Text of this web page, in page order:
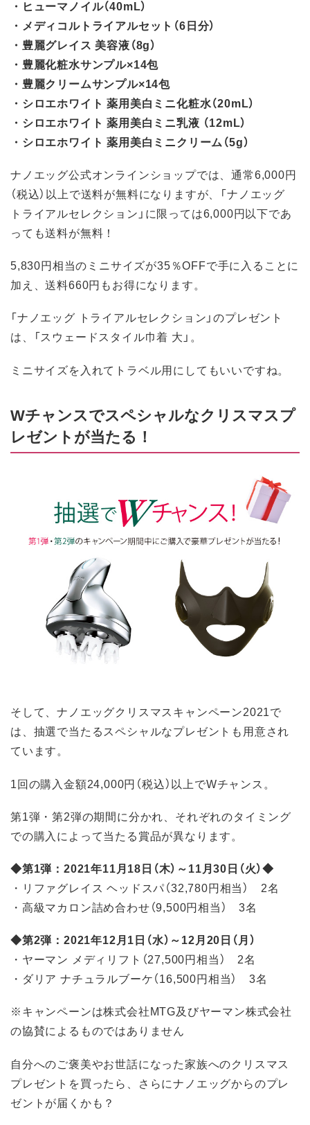
・ヒューマノイル（40mL）
・メディコルトライアルセット（6日分）
・豊麗グレイス 美容液（8g）
・豊麗化粧水サンプル×14包
・豊麗クリームサンプル×14包
・シロエホワイト 薬用美白ミニ化粧水（20mL）
・シロエホワイト 薬用美白ミニ乳液 （12mL）
・シロエホワイト 薬用美白ミニクリーム（5g）
ナノエッグ公式オンラインショップでは、通常6,000円
（税込）以上で送料が無料になりますが、「ナノエッグ
トライアルセレクション」に限っては6,000円以下であ
っても送料が無料！
5,830円相当のミニサイズが35％OFFで手に入ることに
加え、送料660円もお得になります。
「ナノエッグ トライアルセレクション」のプレゼント
は、「スウェードスタイル巾着 大」。
ミニサイズを入れてトラベル用にしてもいいですね。
Wチャンスでスペシャルなクリスマスプ
レゼントが当たる！
そして、ナノエッグクリスマスキャンペーン2021で
は、抽選で当たるスペシャルなプレゼントも用意され
ています。
1回の購入金額24,000円（税込）以上でWチャンス。
第1弾・第2弾の期間に分かれ、それぞれのタイミング
での購入によって当たる賞品が異なります。
◆第1弾：2021年11月18日（木）～11月30日（火）◆
・リファグレイス ヘッドスパ（32,780円相当） 2名
・高級マカロン詰め合わせ（9,500円相当） 3名
◆第2弾：2021年12月1日（水）～12月20日（月）
・ヤーマン メディリフト（27,500円相当） 2名
・ダリア ナチュラルブーケ（16,500円相当） 3名
※キャンペーンは株式会社MTG及びヤーマン株式会社
の協賛によるものではありません
自分へのご褒美やお世話になった家族へのクリスマス
プレゼントを買ったら、さらにナノエッグからのプレ
ゼントが届くかも？